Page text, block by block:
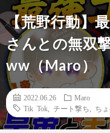
【荒野行動】
さんとの無双
ww（Maro）
2022.06.26
Maro
Tik Tok
チート撃ち ち